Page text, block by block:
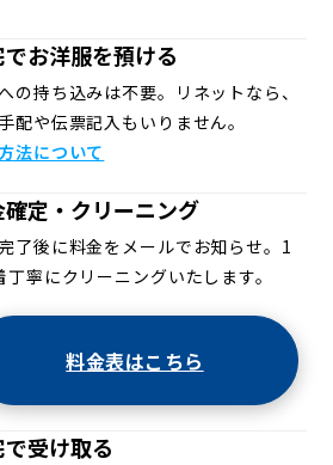
でお洋服を預ける
の持ち込みは不要。リネットなら、
配や伝票記入もいりません。
法について
定・クリーニング
了後に料金をメールでお知らせ。1
丁寧にクリーニングいたします。
料金表はこちら
で受け取る